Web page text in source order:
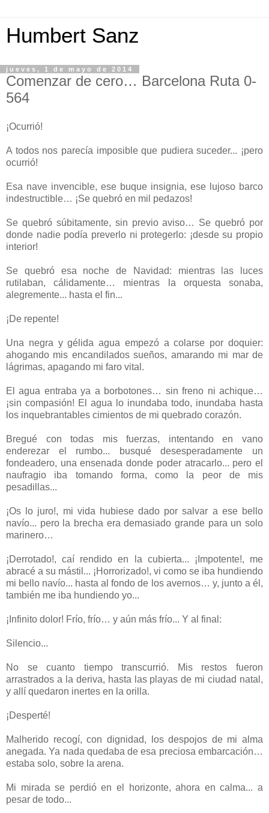
Humbert Sanz
jueves, 1 de mayo de 2014
Comenzar de cero… Barcelona Ruta 0-
564
¡Ocurrió!
A todos nos parecía imposible que pudiera suceder... ¡pero
ocurrió!
Esa nave invencible, ese buque insignia, ese lujoso barco
indestructible… ¡Se quebró en mil pedazos!
Se quebró súbitamente, sin previo aviso… Se quebró por
donde nadie podía preverlo ni protegerlo: ¡desde su propio
interior!
Se quebró esa noche de Navidad: mientras las luces
rutilaban, cálidamente… mientras la orquesta sonaba,
alegremente... hasta el fin...
¡De repente!
Una negra y gélida agua empezó a colarse por doquier:
ahogando mis encandilados sueños, amarando mi mar de
lágrimas, apagando mi faro vital.
El agua entraba ya a borbotones… sin freno ni achique…
¡sin compasión! El agua lo inundaba todo, inundaba hasta
los inquebrantables cimientos de mi quebrado corazón.
Bregué con todas mis fuerzas, intentando en vano
enderezar el rumbo... busqué desesperadamente un
fondeadero, una ensenada donde poder atracarlo... pero el
naufragio iba tomando forma, como la peor de mis
pesadillas...
¡Os lo juro!, mi vida hubiese dado por salvar a ese bello
navío... pero la brecha era demasiado grande para un solo
marinero…
¡Derrotado!, caí rendido en la cubierta... ¡Impotente!, me
abracé a su mástil... ¡Horrorizado!, vi como se iba hundiendo
mi bello navío... hasta al fondo de los avernos… y, junto a él,
también me iba hundiendo yo...
¡Infinito dolor! Frío, frío… y aún más frío... Y al final:
Silencio...
No se cuanto tiempo transcurrió. Mis restos fueron
arrastrados a la deriva, hasta las playas de mi ciudad natal,
y allí quedaron inertes en la orilla.
¡Desperté!
Malherido recogí, con dignidad, los despojos de mi alma
anegada. Ya nada quedaba de esa preciosa embarcación…
estaba solo, sobre la arena.
Mi mirada se perdió en el horizonte, ahora en calma... a
pesar de todo...